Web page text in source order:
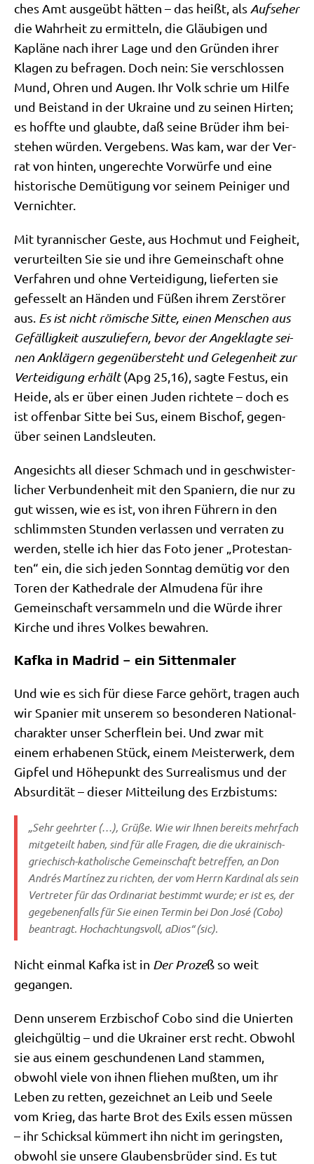
ches Amt aus­ge­übt hät­ten – das heißt, als Auf­se­her
die Wahr­heit zu ermit­teln, die Gläu­bi­gen und
Kaplä­ne nach ihrer Lage und den Grün­den ihrer
Kla­gen zu befra­gen. Doch nein: Sie ver­schlos­sen
Mund, Ohren und Augen. Ihr Volk schrie um Hil­fe
und Bei­stand in der Ukrai­ne und zu sei­nen Hir­ten;
es hoff­te und glaub­te, daß sei­ne Brü­der ihm bei­
ste­hen wür­den. Ver­ge­bens. Was kam, war der Ver­
rat von hin­ten, unge­rech­te Vor­wür­fe und eine
histo­ri­sche Demü­ti­gung vor sei­nem Pei­ni­ger und
Vernichter.
Mit tyran­ni­scher Geste, aus Hoch­mut und Feig­heit,
ver­ur­teil­ten Sie sie und ihre Gemein­schaft ohne
Ver­fah­ren und ohne Ver­tei­di­gung, lie­fer­ten sie
gefes­selt an Hän­den und Füßen ihrem Zer­stö­rer
aus. Es ist nicht römi­sche Sit­te, einen Men­schen aus
Gefäl­lig­keit aus­zu­lie­fern, bevor der Ange­klag­te sei­
nen Anklä­gern gegen­über­steht und Gele­gen­heit zur
Ver­tei­di­gung erhält(Apg 25,16), sag­te Festus, ein
Hei­de, als er über einen Juden rich­te­te – doch es
ist offen­bar Sit­te bei Sus, einem Bischof, gegen­
über sei­nen Landsleuten.
Ange­sichts all die­ser Schmach und in geschwi­ster­
li­cher Ver­bun­den­heit mit den Spa­ni­ern, die nur zu
gut wis­sen, wie es ist, von ihren Füh­rern in den
schlimm­sten Stun­den ver­las­sen und ver­ra­ten zu
wer­den, stel­le ich hier das Foto jener „Pro­te­stan­
ten“ ein, die sich jeden Sonn­tag demü­tig vor den
Toren der Kathe­dra­le der Almu­de­na für ihre
Gemein­schaft ver­sam­meln und die Wür­de ihrer
Kir­che und ihres Vol­kes bewahren.
Kafka in Madrid – ein Sittenmaler
Und wie es sich für die­se Far­ce gehört, tra­gen auch
wir Spa­ni­er mit unse­rem so beson­de­ren Natio­nal­
cha­rak­ter unser Scherf­lein bei. Und zwar mit
einem erha­be­nen Stück, einem Mei­ster­werk, dem
Gip­fel und Höhe­punkt des Sur­rea­lis­mus und der
Absur­di­tät – die­ser Mit­tei­lung des Erzbistums:
„Sehr geehr­ter (…), Grü­ße. Wie wir Ihnen bereits mehr­fach
mit­ge­teilt haben, sind für alle Fra­gen, die die ukrai­nisch-
grie­chisch-katho­li­sche Gemein­schaft betref­fen, an Don
Andrés Mar­tí­nez zu rich­ten, der vom Herrn Kar­di­nal als sein
Ver­tre­ter für das Ordi­na­ri­at bestimmt wur­de; er ist es, der
gege­be­nen­falls für Sie einen Ter­min bei Don José (Cobo)
bean­tragt. Hoch­ach­tungs­voll, aDi­os“ (sic).
Nicht ein­mal Kaf­ka ist in Der Pro­zeß so weit
gegangen.
Denn unse­rem Erz­bi­schof Cobo sind die Unier­ten
gleich­gül­tig – und die Ukrai­ner erst recht. Obwohl
sie aus einem geschun­de­nen Land stam­men,
obwohl vie­le von ihnen flie­hen muß­ten, um ihr
Leben zu ret­ten, gezeich­net an Leib und See­le
vom Krieg, das har­te Brot des Exils essen müs­sen
– ihr Schick­sal küm­mert ihn nicht im gering­sten,
obwohl sie unse­re Glau­bens­brü­der sind. Es tut